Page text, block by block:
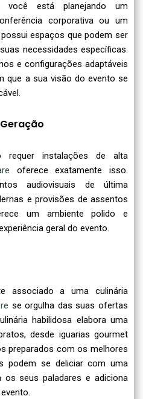
está planejando um
corporativa ou um
espaços que podem ser
necessidades específicas.
e configurações adaptáveis
que a sua visão do evento se
requer instalações de alta
oferece exatamente isso.
audiovisuais de última
e provisões de assentos
um ambiente polido e
geral do evento.
associado a uma culinária
se orgulha das suas ofertas
habilidosa elabora uma
desde iguarias gourmet
preparados com os melhores
podem se deliciar com uma
os seus paladares e adiciona